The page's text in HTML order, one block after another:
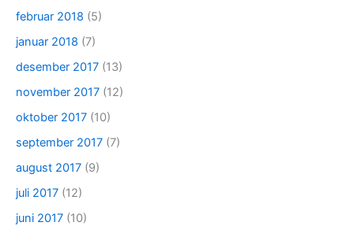
februar 2018 (5)
januar 2018 (7)
desember 2017 (13)
november 2017 (12)
oktober 2017 (10)
september 2017 (7)
august 2017 (9)
juli 2017 (12)
juni 2017 (10)